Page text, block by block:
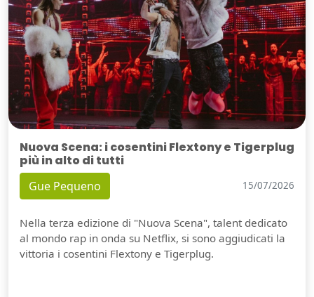
Nuova Scena: i cosentini Flextony e Tigerplug
più in alto di tutti
Gue Pequeno 15/07/2026
Nella terza edizione di "Nuova Scena", talent dedicato
al mondo rap in onda su Netflix, si sono aggiudicati la
vittoria i cosentini Flextony e Tigerplug.